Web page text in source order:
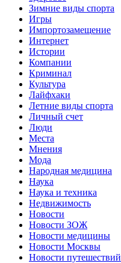
Зимние виды спорта
Игры
Импортозамещение
Интернет
Истории
Компании
Криминал
Культура
Лайфхаки
Летние виды спорта
Личный счет
Люди
Места
Мнения
Мода
Народная медицина
Наука
Наука и техника
Недвижимость
Новости
Новости ЗОЖ
Новости медицины
Новости Москвы
Новости путешествий